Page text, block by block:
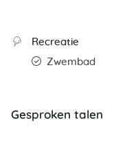
Recreatie
Zwembad
Gesproken talen